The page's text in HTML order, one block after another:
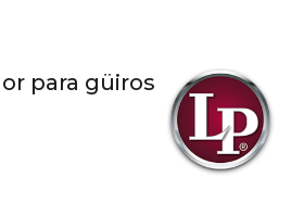
para güiros